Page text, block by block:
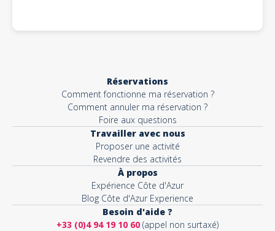
Réservations
Comment fonctionne ma réservation ?
Comment annuler ma réservation ?
Foire aux questions
Travailler avec nous
Proposer une activité
Revendre des activités
À propos
Expérience Côte d'Azur
Blog Côte d'Azur Experience
Besoin d'aide ?
+33 (0)4 94 19 10 60 (appel non surtaxé)